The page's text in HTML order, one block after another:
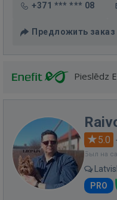
+371 *** *** 08
Предложить заказ
Pieslēdz
5.0 ·
Был на
PRO